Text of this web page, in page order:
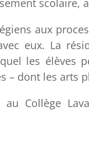
scolaire,
aux
eux. La
les élèves
dont les arts
Collège